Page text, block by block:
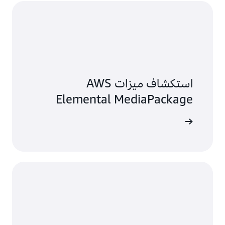
استكشاف ميزات AWS
Elemental MediaPackage